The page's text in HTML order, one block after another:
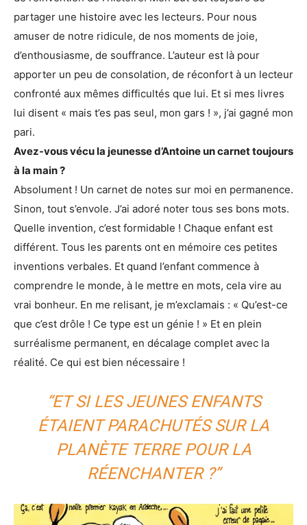
partager une histoire avec les lecteurs. Pour nous
amuser de notre ridicule, de nos moments de joie,
d’enthousiasme, de souffrance. L’auteur est là pour
apporter un peu de consolation, de réconfort à un lecteur
confronté aux mêmes difficultés que lui. Et si mes livres
lui disent « mais t’es pas seul, mon gars ! », j’ai gagné mon
pari.
Avez-vous vécu la jeunesse d’Antoine un carnet toujours
à la main ?
Absolument ! Un carnet de notes sur moi en permanence.
Sinon, tout s’envole. J’ai adoré noter tous ses bons mots.
Quelle invention, c’est formidable ! Chaque enfant est
différent. Tous les parents ont en mémoire ces petites
inventions verbales. Et quand l’enfant commence à
comprendre le monde, à le mettre en mots, cela vire au
vrai bonheur. En me relisant, je m’exclamais : « Qu’est-ce
que c’est drôle ! Ce type est un génie ! » Et en plein
surréalisme permanent, en décalage complet avec la
réalité. Ce qui est bien nécessaire !
“ET SI LES JEUNES ENFANTS
ÉTAIENT PARACHUTÉS SUR LA
PLANÈTE TERRE POUR LA
RÉENCHANTER ?”